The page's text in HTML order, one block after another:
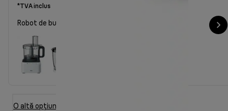
*TVA inclus
Robot de bucătărie PureEase FP 3131 WH
O altă opțiune